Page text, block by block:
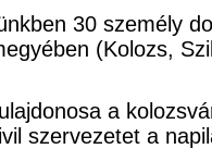
30 személy
(Kolozs,
a
szervezetet a